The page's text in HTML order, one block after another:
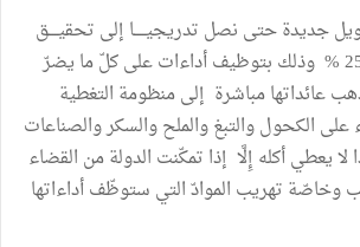
جديدة حتى نصل تدريجيـــــا إلى تحقيــــق
هـــــدف الـ 20 % و25 % وذلك بتوظيف أداءات على كلّ ما يضرّ
عائداتها مباشرة إلى منظومة التغطية
على الكحول والتبغ والملح والسكر والصناعات
لا يعطي أكله إِلَّا إذا تمكّنت الدولة من القضاء
وخاصّة تهريب الموادّ التي ستوظّف أداءاتها